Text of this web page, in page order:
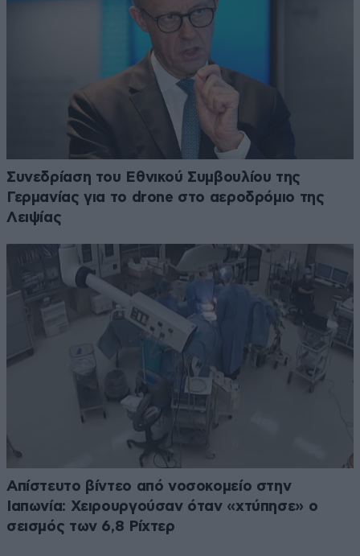
Συνεδρίαση του Εθνικού Συμβουλίου της
Γερμανίας για το drone στο αεροδρόμιο της
Λειψίας
Απίστευτο βίντεο από νοσοκομείο στην
Ιαπωνία: Χειρουργούσαν όταν «χτύπησε» ο
σεισμός των 6,8 Ρίχτερ